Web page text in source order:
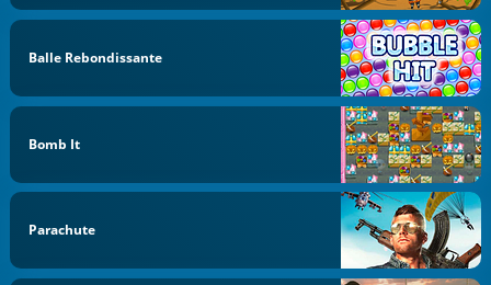
Balle Rebondissante
Bomb It
Parachute